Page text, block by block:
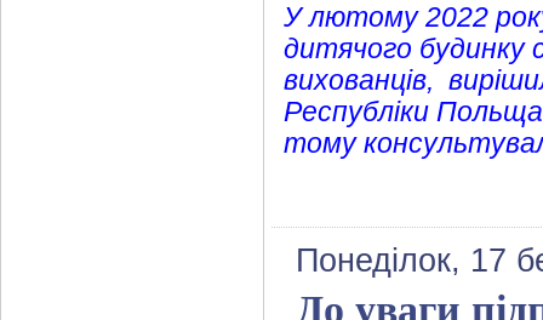
У лютому 2022
дитячого будинку
вихованців,
Республіки
тому
Понеділок, 17
До уваги